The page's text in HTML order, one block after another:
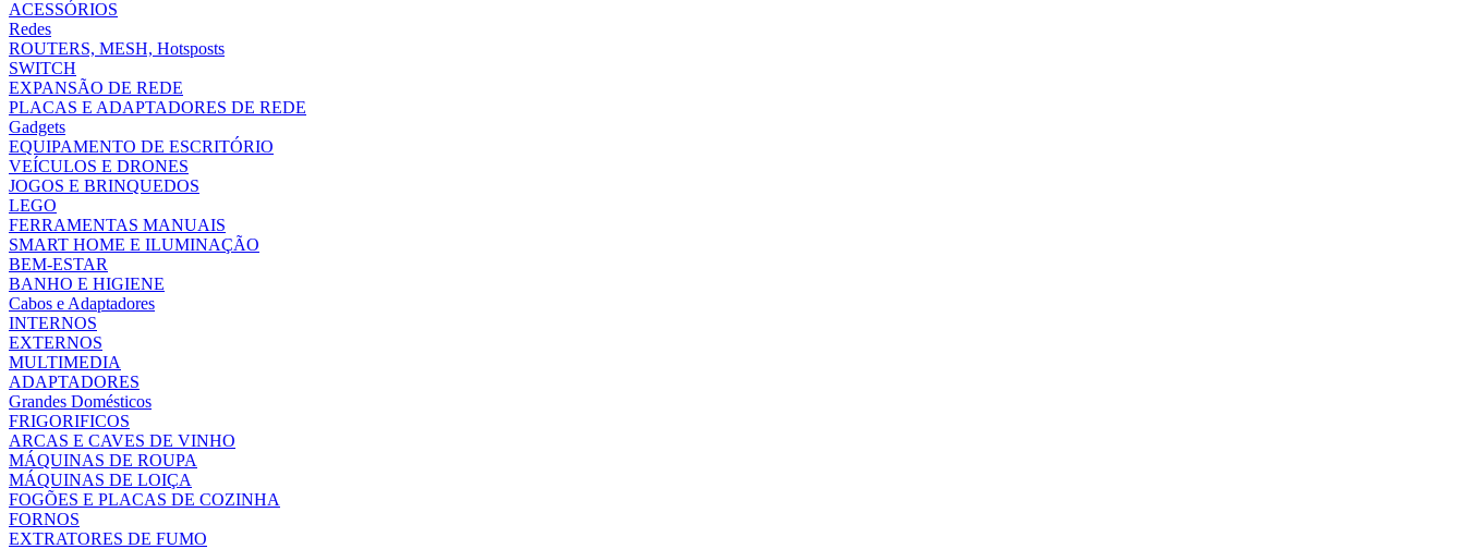
ACESSÓRIOS
Redes
ROUTERS, MESH, Hotsposts
SWITCH
EXPANSÃO DE REDE
PLACAS E ADAPTADORES DE REDE
Gadgets
EQUIPAMENTO DE ESCRITÓRIO
VEÍCULOS E DRONES
JOGOS E BRINQUEDOS
LEGO
FERRAMENTAS MANUAIS
SMART HOME E ILUMINAÇÃO
BEM-ESTAR
BANHO E HIGIENE
Cabos e Adaptadores
INTERNOS
EXTERNOS
MULTIMEDIA
ADAPTADORES
Grandes Domésticos
FRIGORIFICOS
ARCAS E CAVES DE VINHO
MÁQUINAS DE ROUPA
MÁQUINAS DE LOIÇA
FOGÕES E PLACAS DE COZINHA
FORNOS
EXTRATORES DE FUMO